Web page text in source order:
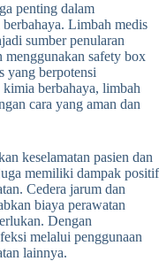
penting dalam
Limbah medis
sumber penularan
menggunakan safety box
yang berpotensi
berbahaya, limbah
cara yang aman dan
keselamatan pasien dan
memiliki dampak positif
Cedera jarum dan
biaya perawatan
Dengan
melalui penggunaan
lainnya.